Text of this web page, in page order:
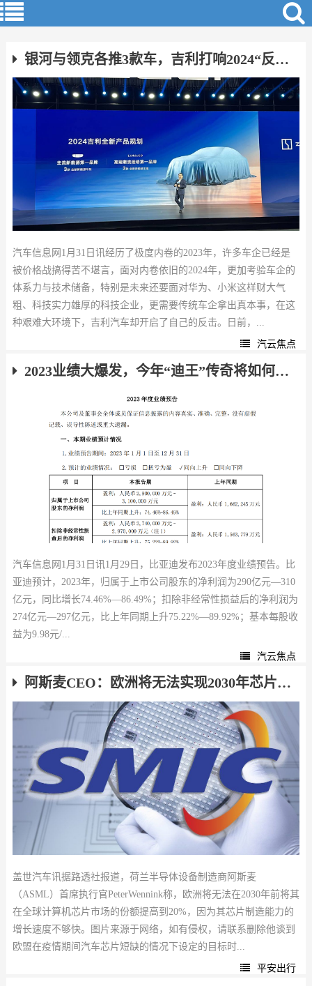
银河与领克各推3款车，吉利打响2024“反击战”
汽车信息网1月31日讯经历了极度内卷的2023年，许多车企已经是
被价格战搞得苦不堪言，面对内卷依旧的2024年，更加考验车企的
体系力与技术储备，特别是未来还要面对华为、小米这样财大气
粗、科技实力雄厚的科技企业，更需要传统车企拿出真本事，在这
种艰难大环境下，吉利汽车却开启了自己的反击。日前，...
汽云焦点
2023业绩大爆发，今年“迪王”传奇将如何续写？
汽车信息网1月31日讯1月29日，比亚迪发布2023年度业绩预告。比
亚迪预计，2023年，归属于上市公司股东的净利润为290亿元—310
亿元，同比增长74.46%—86.49%；扣除非经常性损益后的净利润为
274亿元—297亿元，比上年同期上升75.22%—89.92%；基本每股收
益为9.98元/...
汽云焦点
阿斯麦CEO：欧洲将无法实现2030年芯片市场目标
盖世汽车讯据路透社报道，荷兰半导体设备制造商阿斯麦
（ASML）首席执行官PeterWennink称，欧洲将无法在2030年前将其
在全球计算机芯片市场的份额提高到20%，因为其芯片制造能力的
增长速度不够快。图片来源于网络，如有侵权，请联系删除他谈到
欧盟在疫情期间汽车芯片短缺的情况下设定的目标时...
平安出行